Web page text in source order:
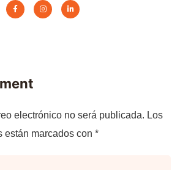
electrónico no será publicada. Los
están marcados con *